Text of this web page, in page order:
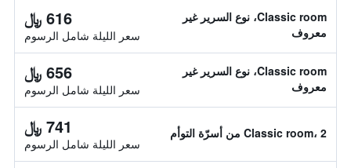
Classic room، نوع السرير غير
معروف
616 ﷼
سعر الليلة شامل الرسوم
Classic room، نوع السرير غير
معروف
656 ﷼
سعر الليلة شامل الرسوم
Classic room، 2 من أسرّة التوأم 741 ﷼
سعر الليلة شامل الرسوم